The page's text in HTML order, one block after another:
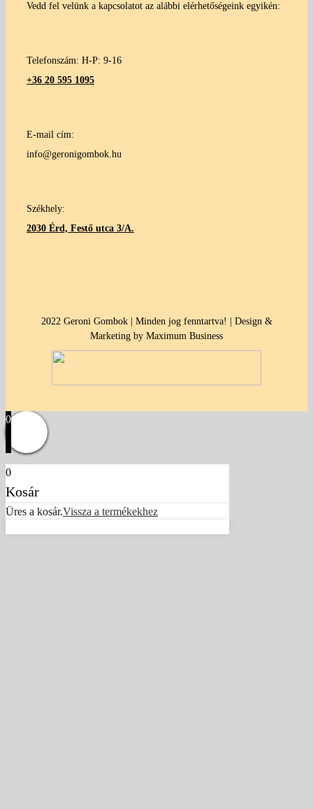
Vedd fel velünk a kapcsolatot az alábbi elérhetőségeink egyikén:
Telefonszám: H-P: 9-16
+36 20 595 1095
E-mail cím:
info@geronigombok.hu
Székhely:
2030 Érd, Festő utca 3/A.
2022 Geroni Gombok | Minden jog fenntartva! | Design &
Marketing by Maximum Business
0
0
Kosár
Üres a kosár.Vissza a termékekhez